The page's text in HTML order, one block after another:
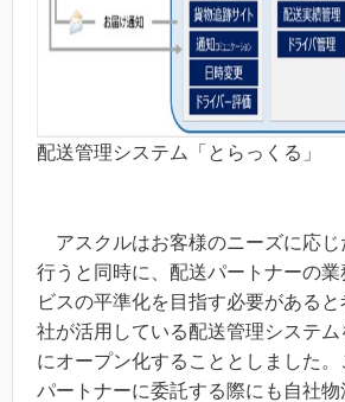
配送管理システム「とらっくる」
アスクルはお客様のニーズに応じ
行うと同時に、配送パートナーの
ビスの平準化を目指す必要がある
社が活用している配送管理システ
にオープン化することとしました
パートナーに委託する際にも自社物